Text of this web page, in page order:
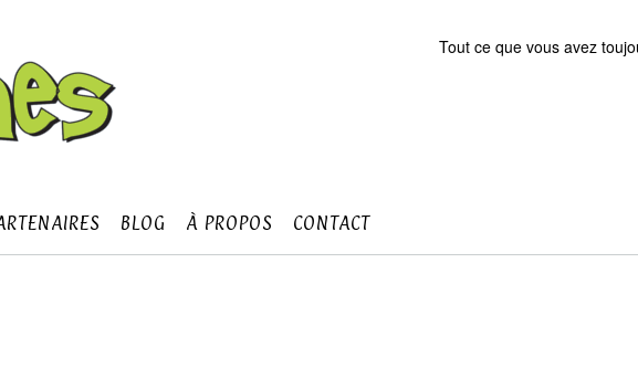
Tout ce que vous avez
BLOG À PROPOS CONTACT